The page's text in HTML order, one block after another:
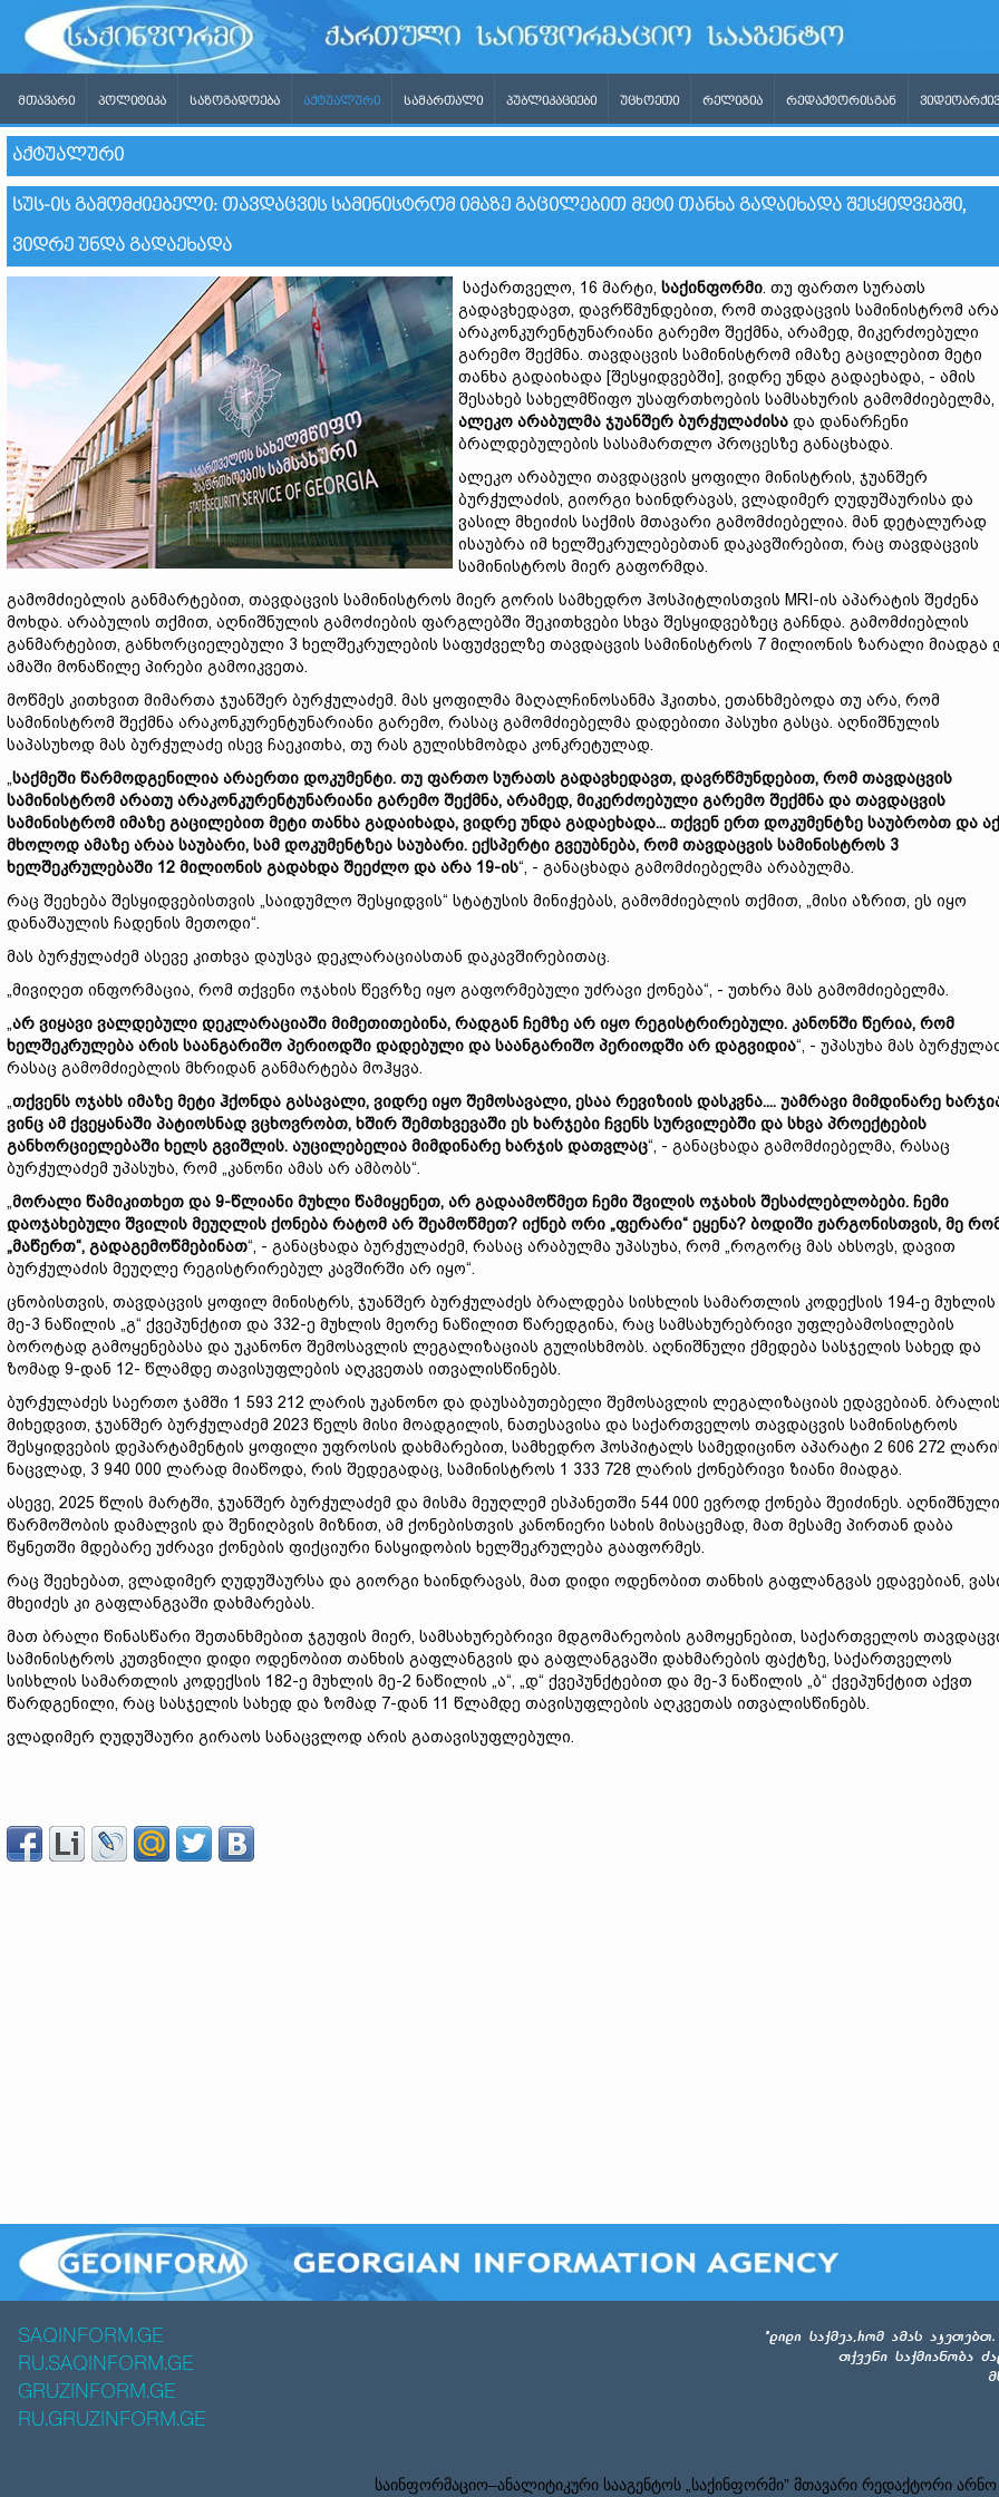
ᲛᲗᲐᲕᲐᲠᲘ ᲞᲝᲚᲘᲢᲘᲙᲐ ᲡᲐᲖᲝᲒᲐᲓᲝᲔᲑᲐ ᲐᲥᲢᲣᲐᲚᲣᲠᲘ ᲡᲐᲛᲐᲠᲗᲐᲚᲘ ᲞᲣᲑᲚᲘᲙᲐᲪᲘᲔᲑᲘ ᲣᲪᲮᲝᲔᲗᲘ ᲠᲔᲚᲘᲒᲘᲐ ᲠᲔᲓᲐᲥᲢᲝᲠᲘᲡᲒᲐᲜ
ᲐᲥᲢᲣᲐᲚᲣᲠᲘ
ᲡᲣᲡ-ᲘᲡ ᲒᲐᲛᲝᲛᲫᲘᲔᲑᲔᲚᲘ: ᲗᲐᲕᲓᲐᲪᲕᲘᲡ ᲡᲐᲛᲘᲜᲘᲡᲢᲠᲝᲛ ᲘᲛᲐᲖᲔ ᲒᲐᲪᲘᲚᲔᲑᲘᲗ ᲛᲔᲢᲘ ᲗᲐᲜᲮᲐ ᲒᲐᲓᲐᲘᲮᲐᲓᲐ ᲨᲔᲡᲧᲘᲓᲕᲔᲑᲨᲘ,
ᲕᲘᲓᲠᲔ ᲣᲜᲓᲐ ᲒᲐᲓᲐᲔᲮᲐᲓᲐ
საქართველო, 16 მარტი, საქინფორმი. თუ ფართო სურათს
გადავხედავთ, დავრწმუნდებით, რომ თავდაცვის სამინისტრომ
არაკონკურენტუნარიანი გარემო შექმნა, არამედ, მიკერძოებული
გარემო შექმნა. თავდაცვის სამინისტრომ იმაზე გაცილებით მეტი
თანხა გადაიხადა [შესყიდვებში], ვიდრე უნდა გადაეხადა, - ამის
შესახებ სახელმწიფო უსაფრთხოების სამსახურის გამომძიებელმა,
ალეკო არაბულმა ჯუანშერ ბურჭულაძისა და დანარჩენი
ბრალდებულების სასამართლო პროცესზე განაცხადა.
ალეკო არაბული თავდაცვის ყოფილი მინისტრის, ჯუანშერ
ბურჭულაძის, გიორგი ხაინდრავას, ვლადიმერ ღუდუშაურისა და
ვასილ მხეიძის საქმის მთავარი გამომძიებელია. მან დეტალურად
ისაუბრა იმ ხელშეკრულებებთან დაკავშირებით, რაც თავდაცვის
სამინისტროს მიერ გაფორმდა.
გამომძიებლის განმარტებით, თავდაცვის სამინისტროს მიერ გორის სამხედრო ჰოსპიტლისთვის MRI-ის აპარატის შეძენა
მოხდა. არაბულის თქმით, აღნიშნულის გამოძიების ფარგლებში შეკითხვები სხვა შესყიდვებზეც გაჩნდა. გამომძიებლის
განმარტებით, განხორციელებული 3 ხელშეკრულების საფუძველზე თავდაცვის სამინისტროს 7 მილიონის ზარალი მიადგა
ამაში მონაწილე პირები გამოიკვეთა.
მოწმეს კითხვით მიმართა ჯუანშერ ბურჭულაძემ. მას ყოფილმა მაღალჩინოსანმა ჰკითხა, ეთანხმებოდა თუ არა, რომ
სამინისტრომ შექმნა არაკონკურენტუნარიანი გარემო, რასაც გამომძიებელმა დადებითი პასუხი გასცა. აღნიშნულის
საპასუხოდ მას ბურჭულაძე ისევ ჩაეკითხა, თუ რას გულისხმობდა კონკრეტულად.
„საქმეში წარმოდგენილია არაერთი დოკუმენტი. თუ ფართო სურათს გადავხედავთ, დავრწმუნდებით, რომ თავდაცვის
სამინისტრომ არათუ არაკონკურენტუნარიანი გარემო შექმნა, არამედ, მიკერძოებული გარემო შექმნა და თავდაცვის
სამინისტრომ იმაზე გაცილებით მეტი თანხა გადაიხადა, ვიდრე უნდა გადაეხადა... თქვენ ერთ დოკუმენტზე საუბრობთ და აქ
მხოლოდ ამაზე არაა საუბარი, სამ დოკუმენტზეა საუბარი. ექსპერტი გვეუბნება, რომ თავდაცვის სამინისტროს 3
ხელშეკრულებაში 12 მილიონის გადახდა შეეძლო და არა 19-ის“, - განაცხადა გამომძიებელმა არაბულმა.
რაც შეეხება შესყიდვებისთვის „საიდუმლო შესყიდვის“ სტატუსის მინიჭებას, გამომძიებლის თქმით, „მისი აზრით, ეს იყო
დანაშაულის ჩადენის მეთოდი“.
მას ბურჭულაძემ ასევე კითხვა დაუსვა დეკლარაციასთან დაკავშირებითაც.
„მივიღეთ ინფორმაცია, რომ თქვენი ოჯახის წევრზე იყო გაფორმებული უძრავი ქონება“, - უთხრა მას გამომძიებელმა.
„არ ვიყავი ვალდებული დეკლარაციაში მიმეთითებინა, რადგან ჩემზე არ იყო რეგისტრირებული. კანონში წერია, რომ
ხელშეკრულება არის საანგარიშო პერიოდში დადებული და საანგარიშო პერიოდში არ დაგვიდია“, - უპასუხა მას
რასაც გამომძიებლის მხრიდან განმარტება მოჰყვა.
„თქვენს ოჯახს იმაზე მეტი ჰქონდა გასავალი, ვიდრე იყო შემოსავალი, ესაა რევიზიის დასკვნა.... უამრავი მიმდინარე
ვინც ამ ქვეყანაში პატიოსნად ვცხოვრობთ, ხშირ შემთხვევაში ეს ხარჯები ჩვენს სურვილებში და სხვა პროექტების
განხორციელებაში ხელს გვიშლის. აუცილებელია მიმდინარე ხარჯის დათვლაც“, - განაცხადა გამომძიებელმა, რასაც
ბურჭულაძემ უპასუხა, რომ „კანონი ამას არ ამბობს“.
„მორალი წამიკითხეთ და 9-წლიანი მუხლი წამიყენეთ, არ გადაამოწმეთ ჩემი შვილის ოჯახის შესაძლებლობები. ჩემი
დაოჯახებული შვილის მეუღლის ქონება რატომ არ შეამოწმეთ? იქნებ ორი „ფერარი“ ეყენა? ბოდიში ჟარგონისთვის, მე
„მაწერთ“, გადაგემოწმებინათ“, - განაცხადა ბურჭულაძემ, რასაც არაბულმა უპასუხა, რომ „როგორც მას ახსოვს, დავით
ბურჭულაძის მეუღლე რეგისტრირებულ კავშირში არ იყო“.
ცნობისთვის, თავდაცვის ყოფილ მინისტრს, ჯუანშერ ბურჭულაძეს ბრალდება სისხლის სამართლის კოდექსის 194-ე მუხლის
მე-3 ნაწილის „გ“ ქვეპუნქტით და 332-ე მუხლის მეორე ნაწილით წარედგინა, რაც სამსახურებრივი უფლებამოსილების
ბოროტად გამოყენებასა და უკანონო შემოსავლის ლეგალიზაციას გულისხმობს. აღნიშნული ქმედება სასჯელის სახედ და
ზომად 9-დან 12- წლამდე თავისუფლების აღკვეთას ითვალისწინებს.
ბურჭულაძეს საერთო ჯამში 1 593 212 ლარის უკანონო და დაუსაბუთებელი შემოსავლის ლეგალიზაციას ედავებიან.
მიხედვით, ჯუანშერ ბურჭულაძემ 2023 წელს მისი მოადგილის, ნათესავისა და საქართველოს თავდაცვის სამინისტროს
შესყიდვების დეპარტამენტის ყოფილი უფროსის დახმარებით, სამხედრო ჰოსპიტალს სამედიცინო აპარატი 2 606 272
ნაცვლად, 3 940 000 ლარად მიაწოდა, რის შედეგადაც, სამინისტროს 1 333 728 ლარის ქონებრივი ზიანი მიადგა.
ასევე, 2025 წლის მარტში, ჯუანშერ ბურჭულაძემ და მისმა მეუღლემ ესპანეთში 544 000 ევროდ ქონება შეიძინეს.
წარმოშობის დამალვის და შენიღბვის მიზნით, ამ ქონებისთვის კანონიერი სახის მისაცემად, მათ მესამე პირთან დაბა
წყნეთში მდებარე უძრავი ქონების ფიქციური ნასყიდობის ხელშეკრულება გააფორმეს.
რაც შეეხებათ, ვლადიმერ ღუდუშაურსა და გიორგი ხაინდრავას, მათ დიდი ოდენობით თანხის გაფლანგვას ედავებიან,
მხეიძეს კი გაფლანგვაში დახმარებას.
მათ ბრალი წინასწარი შეთანხმებით ჯგუფის მიერ, სამსახურებრივი მდგომარეობის გამოყენებით, საქართველოს
სამინისტროს კუთვნილი დიდი ოდენობით თანხის გაფლანგვის და გაფლანგვაში დახმარების ფაქტზე, საქართველოს
სისხლის სამართლის კოდექსის 182-ე მუხლის მე-2 ნაწილის „ა“, „დ“ ქვეპუნქტებით და მე-3 ნაწილის „ბ“ ქვეპუნქტით აქვთ
წარდგენილი, რაც სასჯელის სახედ და ზომად 7-დან 11 წლამდე თავისუფლების აღკვეთას ითვალისწინებს.
ვლადიმერ ღუდუშაური გირაოს სანაცვლოდ არის გათავისუფლებული.
SAQINFORM.GE
RU.SAQINFORM.GE
GRUZINFORM.GE
RU.GRUZINFORM.GE
საინფორმაციო–ანალიტიკური სააგენტოს „საქინფორმი” მთავარი რედაქტორი